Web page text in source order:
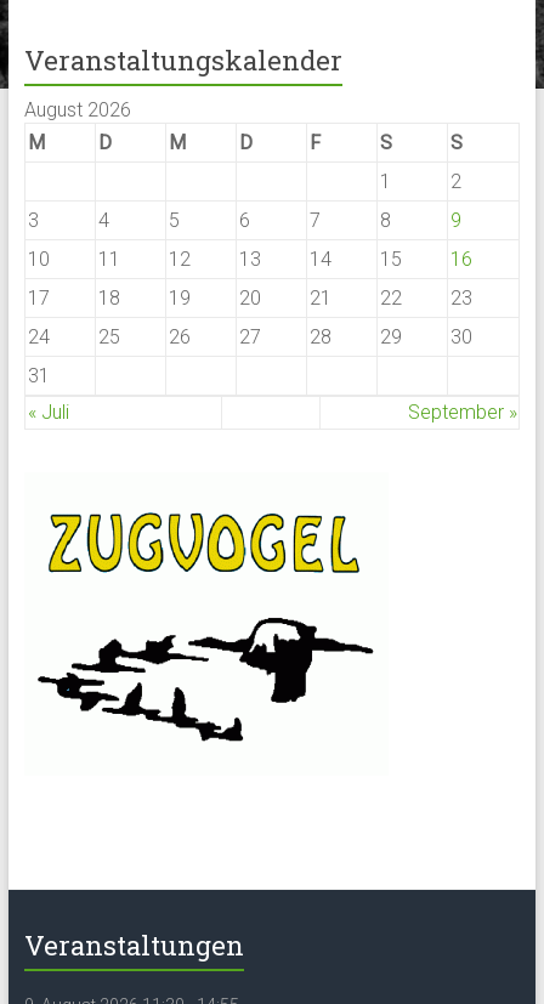
Veranstaltungskalender
August 2026
M
D M D F S
S
1
2
3
4 5 6 7 8
9
10
11 12 13 14 15
16
17
18 19 20 21 22
23
24
25 26 27 28 29
30
31
« Juli
September »
Veranstaltungen